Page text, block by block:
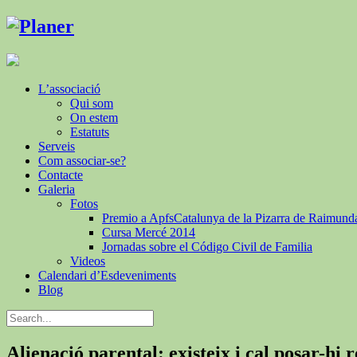
L’associació
Qui som
On estem
Estatuts
Serveis
Com associar-se?
Contacte
Galeria
Fotos
Premio a ApfsCatalunya de la Pizarra de
Cursa Mercé 2014
Jornadas sobre el Código Civil de Familia
Videos
Calendari d’Esdeveniments
Blog
Alienació parental: existeix i cal posar-hi